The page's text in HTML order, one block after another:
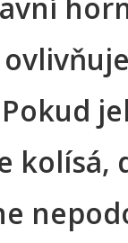
kolísá,